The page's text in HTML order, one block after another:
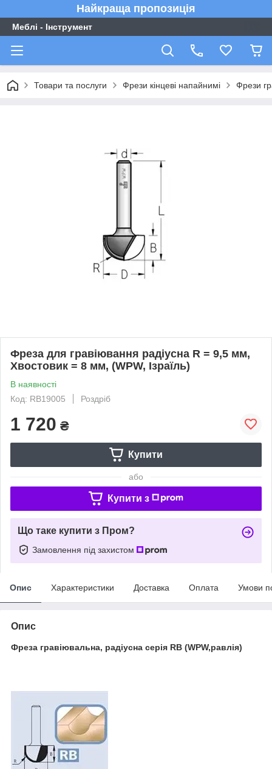
Найкраща пропозиція
Меблі - Інструмент
Товари та послуги Фрези кінцеві напайнимі Фрези
Фреза для гравіювання радіусна R = 9,5 мм,
Хвостовик = 8 мм, (WPW, Ізраїль)
В наявності
Код: RB19005
Роздріб
1 720 ₴
Купити
або
Купити з
Що таке купити з Пром?
Замовлення під захистом
Опис Характеристики Доставка Оплата Умови
Опис
Фреза гравіювальна, радіусна серія RB (WPW,равлія)